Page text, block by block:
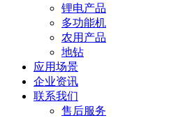
锂电产品
多功能机
农用产品
地钻
应用场景
企业资讯
联系我们
售后服务